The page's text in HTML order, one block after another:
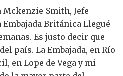
Smith, Jefe
Británica Llegué
Es justo decir que
país. La Embajada, en Río
en Lope de Vega y mi